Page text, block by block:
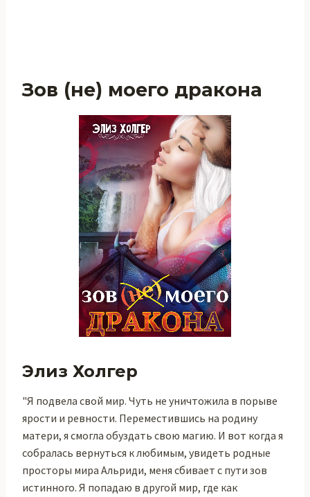
Зов (не) моего дракона
Элиз Холгер
"Я подвела свой мир. Чуть не уничтожила в порыве
ярости и ревности. Переместившись на родину
матери, я смогла обуздать свою магию. И вот когда я
собралась вернуться к любимым, увидеть родные
просторы мира Альриди, меня сбивает с пути зов
истинного. Я попадаю в другой мир, где как